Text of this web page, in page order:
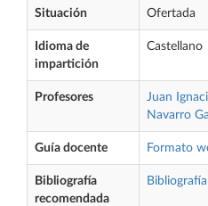
Situación Ofertada
Idioma de
impartición
Castellano
Profesores Juan
Navarro
Guía docente Formato
Bibliografía
recomendada
Bibliografía